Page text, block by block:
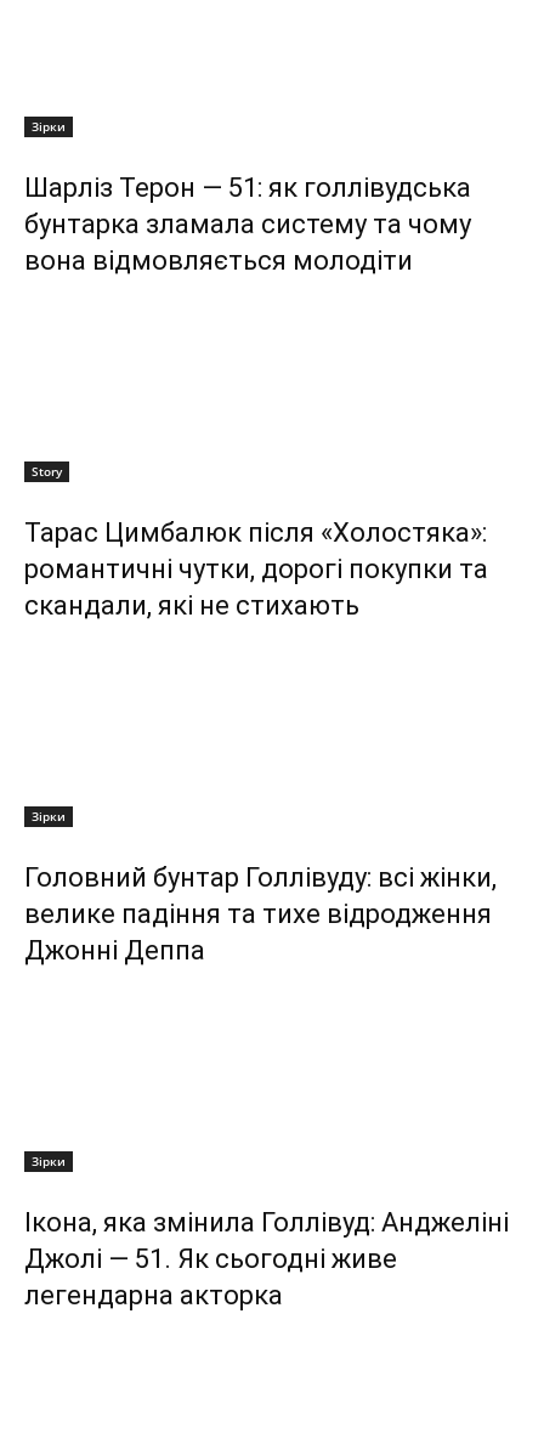
Зірки
Шарліз Терон — 51: як голлівудська
бунтарка зламала систему та чому
вона відмовляється молодіти
Story
Тарас Цимбалюк після «Холостяка»:
романтичні чутки, дорогі покупки та
скандали, які не стихають
Зірки
Головний бунтар Голлівуду: всі жінки,
велике падіння та тихе відродження
Джонні Деппа
Зірки
Ікона, яка змінила Голлівуд: Анджеліні
Джолі — 51. Як сьогодні живе
легендарна акторка